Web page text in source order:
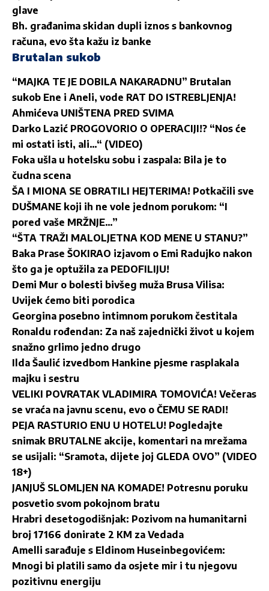
glave
Bh. građanima skidan dupli iznos s bankovnog
računa, evo šta kažu iz banke
Brutalan sukob
“MAJKA TE JE DOBILA NAKARADNU” Brutalan
sukob Ene i Aneli, vode RAT DO ISTREBLJENJA!
Ahmićeva UNIŠTENA PRED SVIMA
Darko Lazić PROGOVORIO O OPERACIJI!? “Nos će
mi ostati isti, ali…“ (VIDEO)
Foka ušla u hotelsku sobu i zaspala: Bila je to
čudna scena
ŠA I MIONA SE OBRATILI HEJTERIMA! Potkačili sve
DUŠMANE koji ih ne vole jednom porukom: “I
pored vaše MRŽNJE…”
“ŠTA TRAŽI MALOLJETNA KOD MENE U STANU?”
Baka Prase ŠOKIRAO izjavom o Emi Radujko nakon
što ga je optužila za PEDOFILIJU!
Demi Mur o bolesti bivšeg muža Brusa Vilisa:
Uvijek ćemo biti porodica
Georgina posebno intimnom porukom čestitala
Ronaldu rođendan: Za naš zajednički život u kojem
snažno grlimo jedno drugo
Ilda Šaulić izvedbom Hankine pjesme rasplakala
majku i sestru
VELIKI POVRATAK VLADIMIRA TOMOVIĆA! Večeras
se vraća na javnu scenu, evo o ČEMU SE RADI!
PEJA RASTURIO ENU U HOTELU! Pogledajte
snimak BRUTALNE akcije, komentari na mrežama
se usijali: “Sramota, dijete joj GLEDA OVO” (VIDEO
18+)
JANJUŠ SLOMLJEN NA KOMADE! Potresnu poruku
posvetio svom pokojnom bratu
Hrabri desetogodišnjak: Pozivom na humanitarni
broj 17166 donirate 2 KM za Vedada
Amelli sarađuje s Eldinom Huseinbegovićem:
Mnogi bi platili samo da osjete mir i tu njegovu
pozitivnu energiju